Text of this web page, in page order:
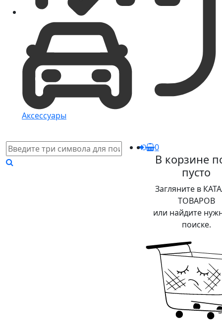
Аксессуары
0
В корзине
пусто
Загляните в
ТОВАРОВ
или найдите
поиске.